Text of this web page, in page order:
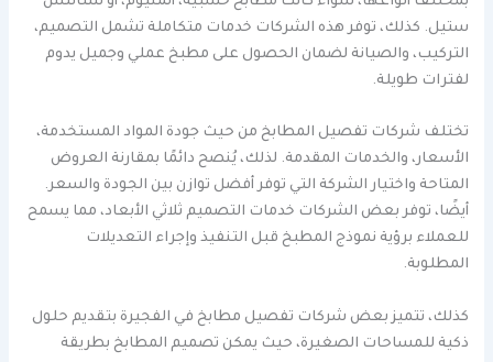
ستيل. كذلك، توفر هذه الشركات خدمات متكاملة تشمل التصميم،
التركيب، والصيانة لضمان الحصول على مطبخ عملي وجميل يدوم
لفترات طويلة.
تختلف شركات تفصيل المطابخ من حيث جودة المواد المستخدمة،
الأسعار، والخدمات المقدمة. لذلك، يُنصح دائمًا بمقارنة العروض
المتاحة واختيار الشركة التي توفر أفضل توازن بين الجودة والسعر.
أيضًا، توفر بعض الشركات خدمات التصميم ثلاثي الأبعاد، مما يسمح
للعملاء برؤية نموذج المطبخ قبل التنفيذ وإجراء التعديلات
المطلوبة.
كذلك، تتميز بعض شركات تفصيل مطابخ في الفجيرة بتقديم حلول
ذكية للمساحات الصغيرة، حيث يمكن تصميم المطابخ بطريقة